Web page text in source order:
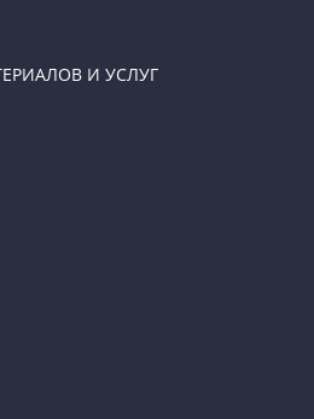
И УСЛУГ